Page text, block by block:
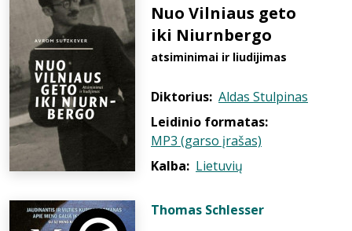
Nuo Vilniaus geto
iki Niurnbergo
atsiminimai ir liudijimas
Diktorius: Aldas Stulpinas
Leidinio formatas:
MP3 (garso įrašas)
Kalba: Lietuvių
Thomas Schlesser